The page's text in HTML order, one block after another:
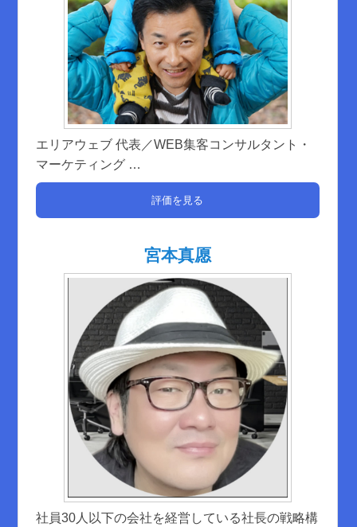
エリアウェブ 代表／WEB集客コンサルタント・
マーケティング …
評価を見る
宮本真愿
社員30人以下の会社を経営している社長の戦略構